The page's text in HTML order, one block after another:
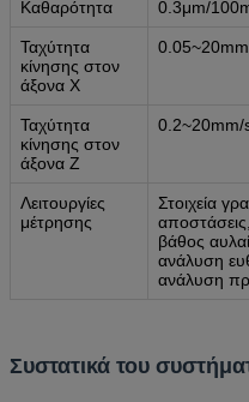
Καθαρότητα 0.3μm/
Ταχύτητα
κίνησης στον
άξονα Χ
Ταχύτητα
κίνησης στον
άξονα Z
0.2~20mm/
Λειτουργίες
μέτρησης
Στοιχεία
βάθος
ανάλυση
ανάλυση
Συστατικά του